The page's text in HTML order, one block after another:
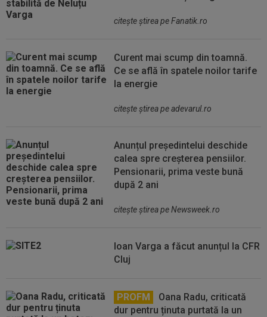
citeşte ştirea pe Fanatik.ro
Curent mai scump din toamnă.
Ce se află în spatele noilor tarife
la energie
citeşte ştirea pe adevarul.ro
Anunțul președintelui deschide
calea spre creșterea pensiilor.
Pensionarii, prima veste bună
după 2 ani
citeşte ştirea pe Newsweek.ro
Ioan Varga a făcut anunțul la CFR
Cluj
PROFM
Oana Radu, criticată
dur pentru ținuta purtată la un